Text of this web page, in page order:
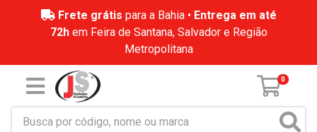
Frete grátis para a Bahia • Entrega em até
72hem Feira de Santana, Salvador e Região
Metropolitana
0